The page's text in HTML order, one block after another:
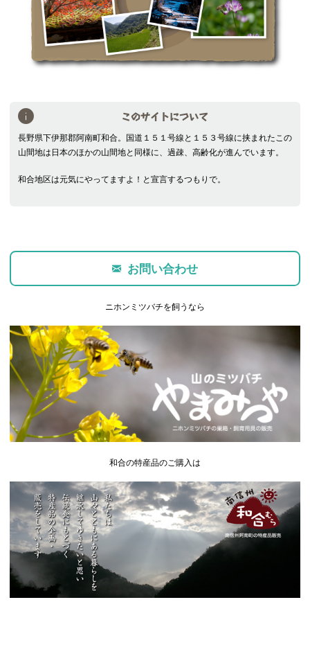
このサイトについて
長野県下伊那郡阿南町和合。国道１５１号線と１５３号線に挟まれたこの
山間地は日本のほかの山間地と同様に、過疎、高齢化が進んでいます。
和合地区は元気にやってますよ！と宣言するつもりで。
お問い合わせ
ニホンミツバチを飼うなら
和合の特産品のご購入は